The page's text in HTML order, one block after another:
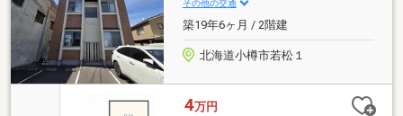
その他の交通
築19年6ヶ月 / 2階建
北海道小樽市若松１
4万円